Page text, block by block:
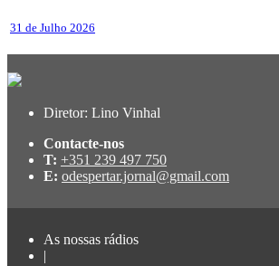
31 de Julho 2026
Diretor: Lino Vinhal
Contacte-nos
T: +351 239 497 750
E: odespertar.jornal@gmail.com
As nossas rádios
|